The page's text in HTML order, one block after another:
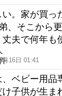
い。家が買っ
、そこから
丈夫で何年も
月16日 01:41
、ベビー用
子供が生ま